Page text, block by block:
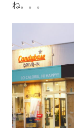
ね。。。